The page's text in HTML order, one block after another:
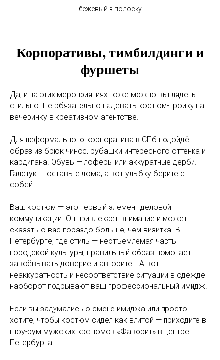
бежевый в полоску
Корпоративы, тимбилдинги и
фуршеты
Да, и на этих мероприятиях тоже можно выглядеть
стильно. Не обязательно надевать костюм-тройку на
вечеринку в креативном агентстве.
Для неформального корпоратива в СПб подойдёт
образ из брюк чинос, рубашки интересного оттенка и
кардигана. Обувь — лоферы или аккуратные дерби.
Галстук — оставьте дома, а вот улыбку берите с
собой.
Ваш костюм — это первый элемент деловой
коммуникации. Он привлекает внимание и может
сказать о вас гораздо больше, чем визитка. В
Петербурге, где стиль — неотъемлемая часть
городской культуры, правильный образ помогает
завоёвывать доверие и авторитет. А вот
неаккуратность и несоответствие ситуации в одежде
наоборот подрывают ваш профессиональный имидж.
Если вы задумались о смене имиджа или просто
хотите, чтобы костюм сидел как влитой — приходите в
шоу-рум мужских костюмов «Фаворит» в центре
Петербурга.